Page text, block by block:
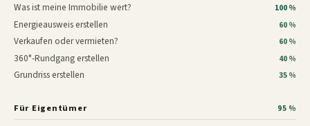
Was ist meine Immobilie wert? 100 %
Energieausweis erstellen 60 %
Verkaufen oder vermieten? 60 %
360°-Rundgang erstellen 40 %
Grundriss erstellen 35 %
Für Eigentümer 95 %